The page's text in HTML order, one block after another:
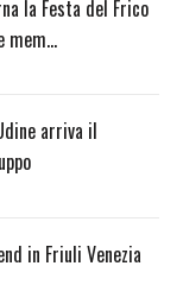
la Festa del Frico
mem…
arriva il
in Friuli Venezia